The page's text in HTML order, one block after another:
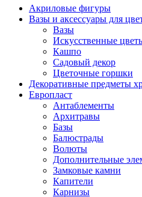
Акриловые фигуры
Вазы и аксессуары для
Вазы
Искусственные
Кашпо
Садовый декор
Цветочные горшки
Декоративные предметы
Европласт
Антаблементы
Архитравы
Базы
Балюстрады
Волюты
Дополнительные
Замковые камни
Капители
Карнизы